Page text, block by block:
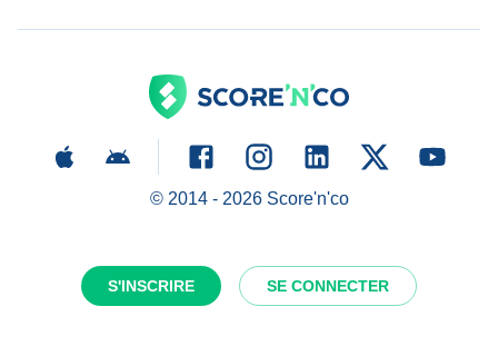
S'INSCRIRE SE CONNECTER
© 2014 - 2026Score'n'co